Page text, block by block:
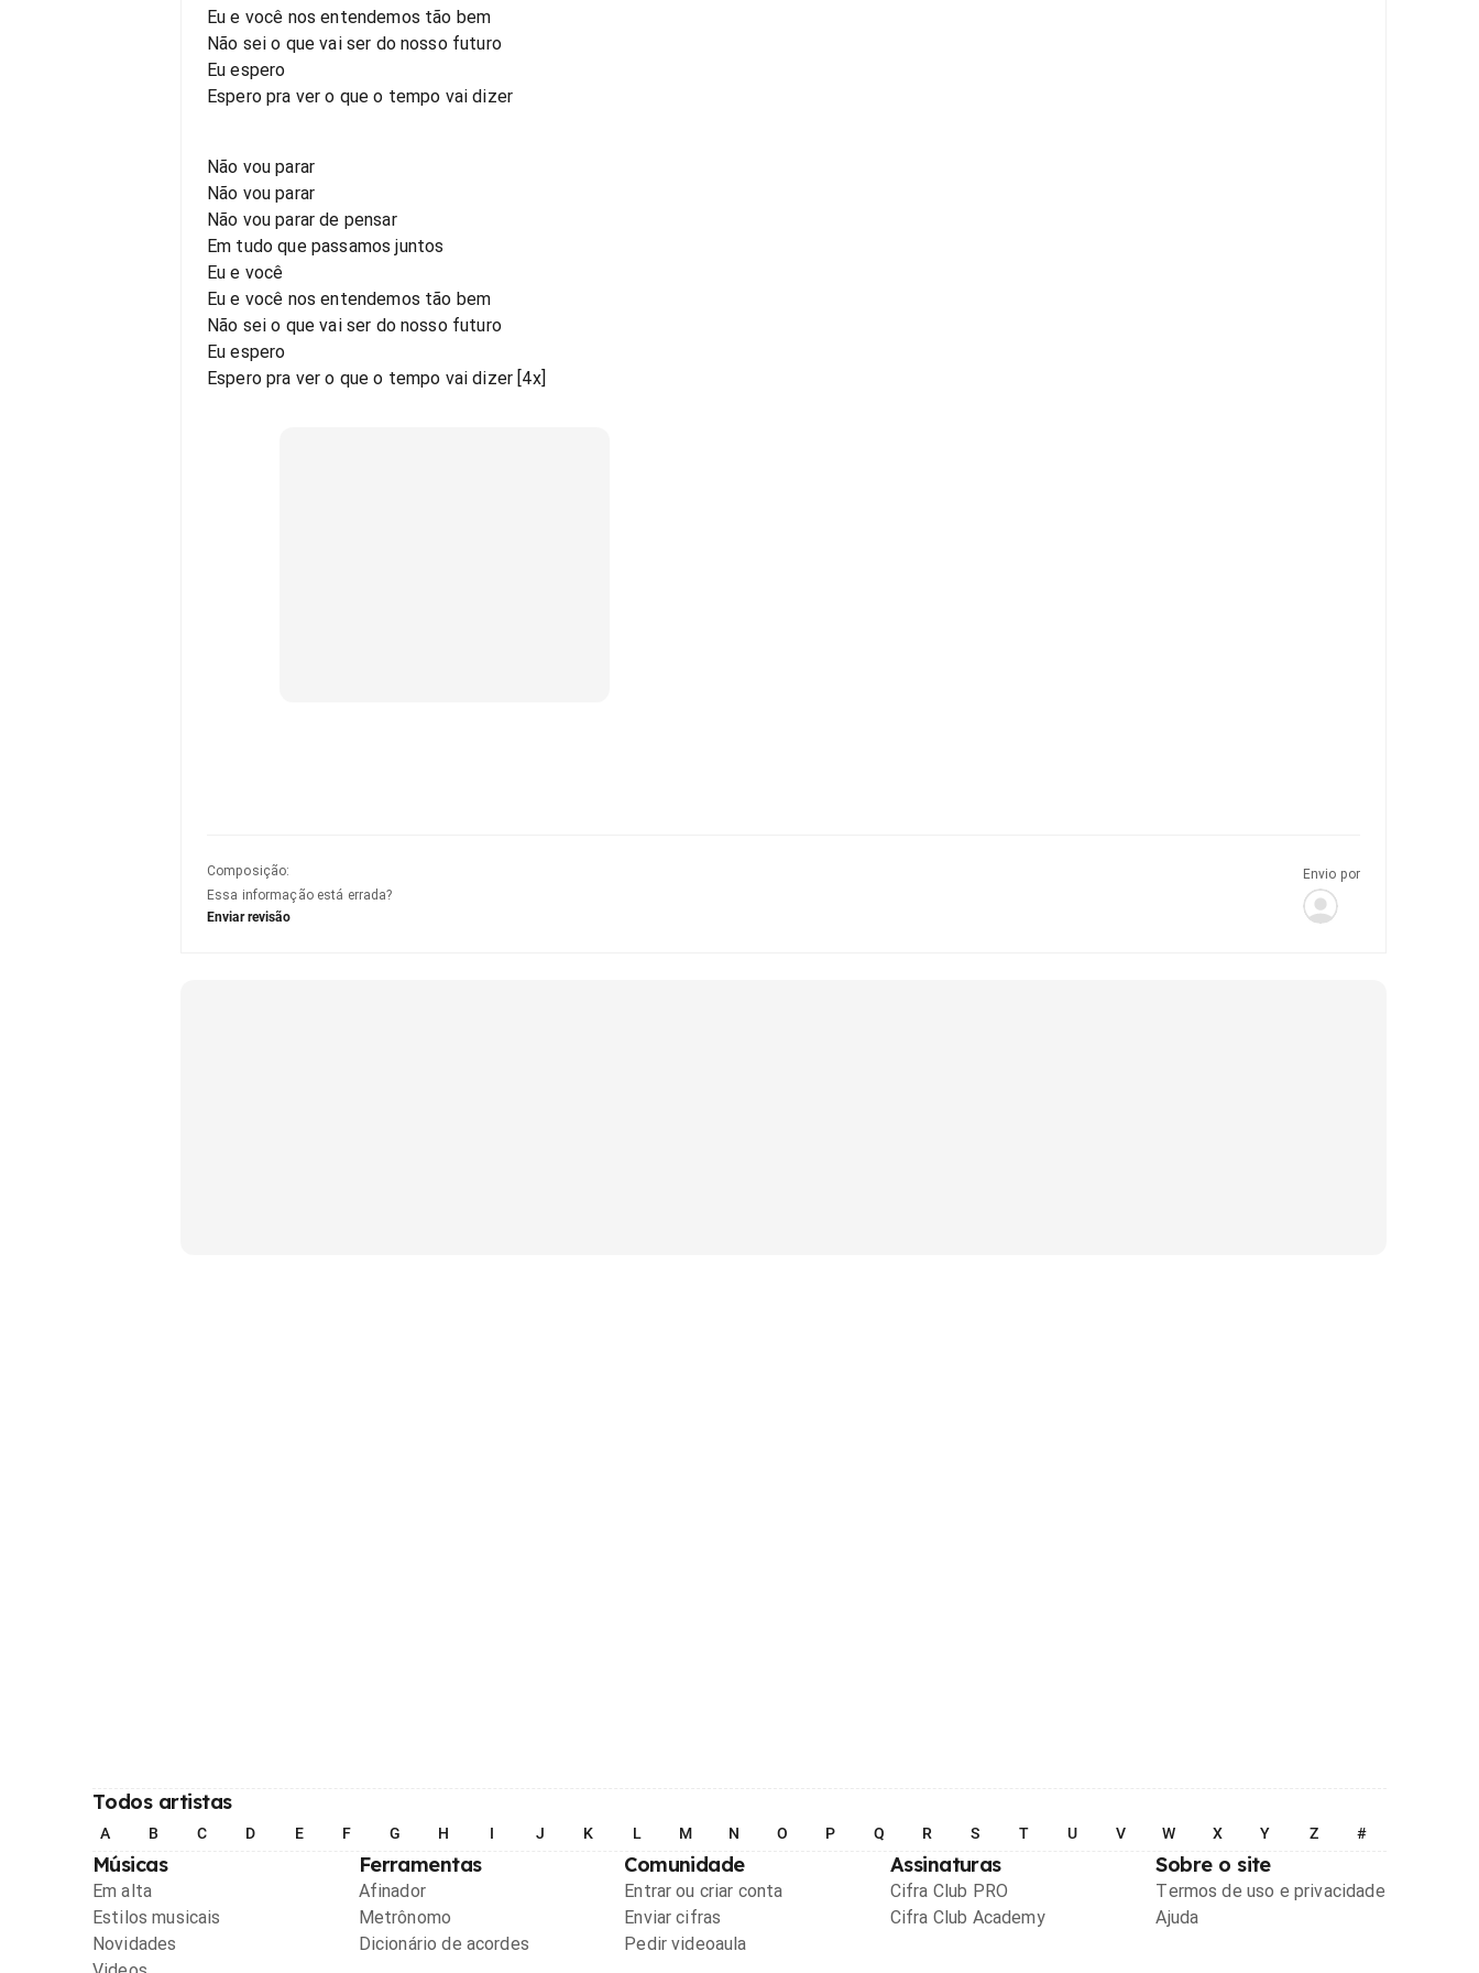
Eu e você nos entendemos tão bem
Não sei o que vai ser do nosso futuro
Eu espero
Espero pra ver o que o tempo vai dizer
Não vou parar
Não vou parar
Não vou parar de pensar
Em tudo que passamos juntos
Eu e você
Eu e você nos entendemos tão bem
Não sei o que vai ser do nosso futuro
Eu espero
Espero pra ver o que o tempo vai dizer [4x]
Composição:
Essa informação está errada?
Enviar revisão
Envio por
Todos artistas
A B C D E F G H I J K L M N O P Q R S T U V W X Y Z #
Músicas
Em alta
Estilos musicais
Novidades
Ferramentas
Afinador
Metrônomo
Dicionário de acordes
Comunidade
Entrar ou criar conta
Enviar cifras
Pedir videoaula
Assinaturas
Cifra Club PRO
Cifra Club Academy
Sobre o site
Termos de uso e privacidade
Ajuda